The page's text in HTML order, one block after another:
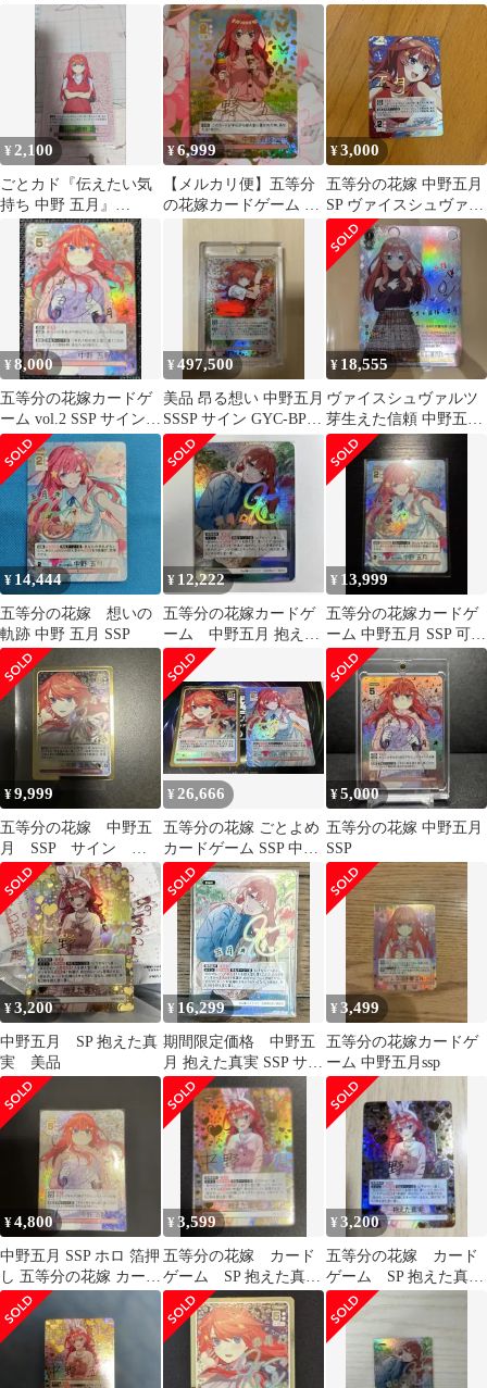
GYC-BP7-030P
葉 SSP
¥ 2,100
ごとカド『伝えたい気
持ち 中野 五月』
PRSP（GYC-PR-
027P1）
¥6,999
【メルカリ便】五等分
の花嫁カードゲーム 可
SCSP サイン
¥3,000
五等分の花嫁 中野五月
SP ヴァイスシュヴァル
ツ
¥8,000
五等分の花嫁カードゲ
ーム vol.2 SSP サイン
中野五月 1枚
¥497,500
美品 昂る想い 中野五月
SSSP サイン GYC-BP4-
029P2
¥ 18,555
ヴァイスシュヴァルツ
芽生えた信頼 中野五月
SSP
¥ 14,444
五等分の花嫁 想いの
軌跡 中野 五月 SSP
¥ 12,222
五等分の花嫁カードゲ
ーム 中野五月 抱えた
真実 SSP サイン入り
¥ 13,999
五等分の花嫁カードゲ
ーム 中野五月 SSP 可愛
さマシマシチョモラン
マ！
¥9,999
五等分の花嫁 中野五
月 SSP サイン 初
期キズ有
¥ 26,666
五等分の花嫁 ごとよめ
カードゲーム SSP 中野
五月
¥5,000
五等分の花嫁 中野五月
SSP
¥3,200
中野五月 SP 抱えた真
実 美品
¥16,299
期間限定価格 中野五
月 抱えた真実 SSP サイ
ン入り おまけ付き
¥3,499
五等分の花嫁カードゲ
ーム 中野五月ssp
¥4,800
中野五月 SSP ホロ 箔押
し 五等分の花嫁 カー
ド 最終値下げ
¥3,599
五等分の花嫁 カード
ゲーム SP 抱えた真
実 中野五月
¥3,200
五等分の花嫁 カード
ゲーム SP 抱えた真
実 中野五月